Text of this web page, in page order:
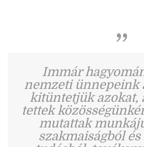
Immár
nemzeti ünnepeink
kitüntetjük azokat,
tettek
mutattak
szakmaiságból